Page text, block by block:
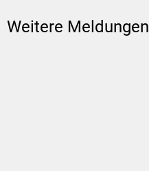
Weitere Meldungen